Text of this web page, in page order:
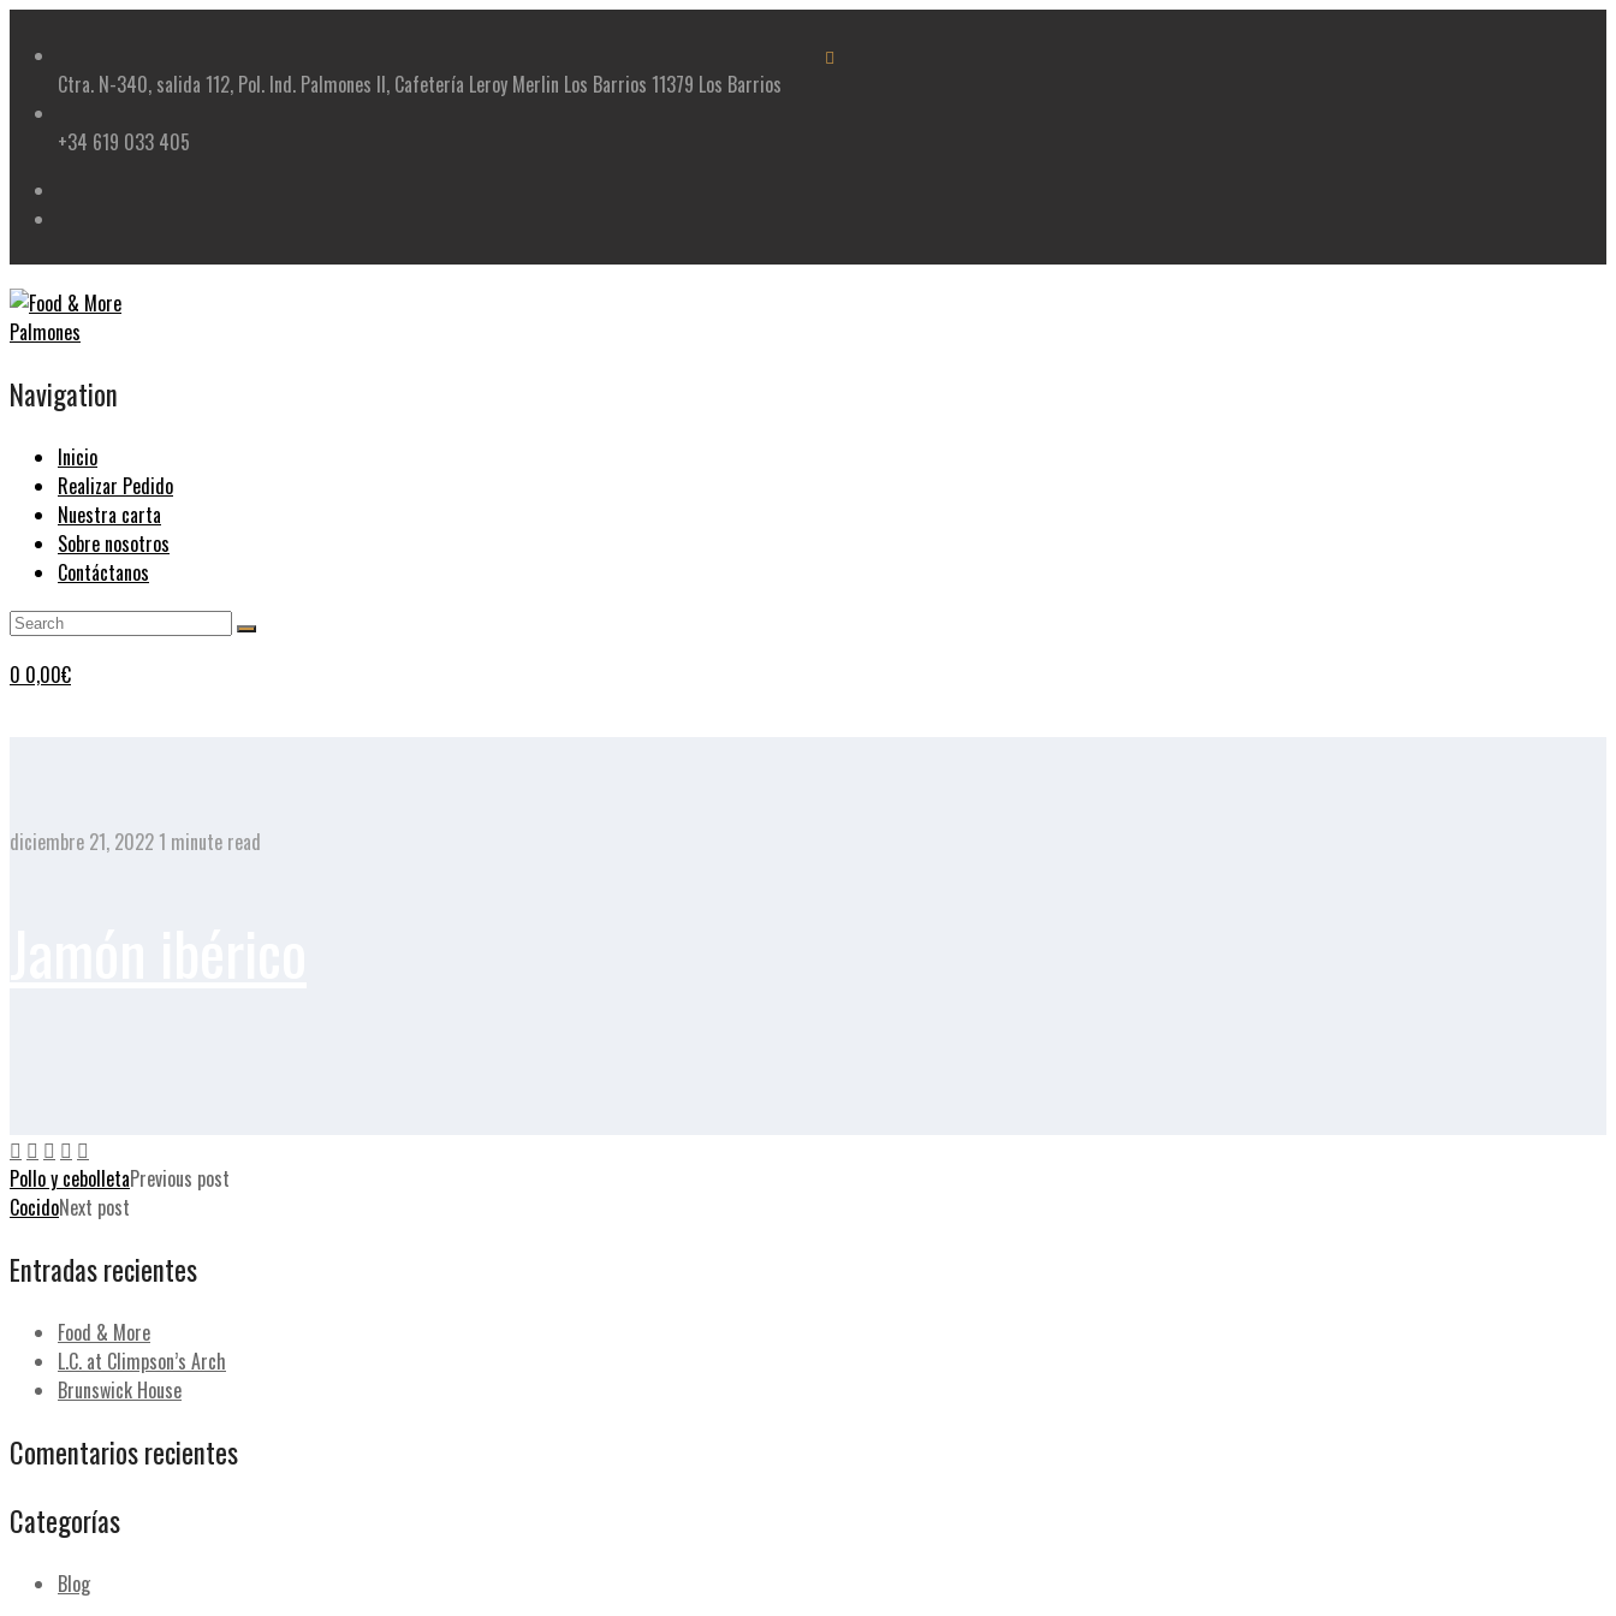
contentCtra. N-340, salida 112, Pol. Ind. Palmones II, Cafetería Leroy Merlin Los Barrios 11379 Los Barrios
+34 619 033 405
Navigation
Inicio
Realizar Pedido
Nuestra carta
Sobre nosotros
Contáctanos
0 0,00€
diciembre 21, 2022 1 minute read
Pollo y cebolletaPrevious post
CocidoNext post
Entradas recientes
Food & More
L.C. at Climpson’s Arch
Brunswick House
Comentarios recientes
Categorías
Blog